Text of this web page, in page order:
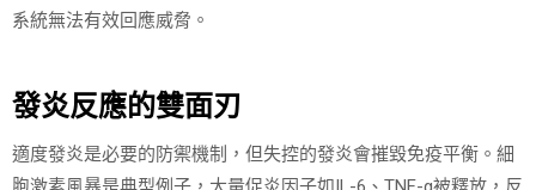
系統無法有效回應威脅。
發炎反應的雙面刃
適度發炎是必要的防禦機制，但失控的發炎會摧毀免疫平衡。細